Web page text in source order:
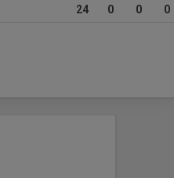
24 0 0 0